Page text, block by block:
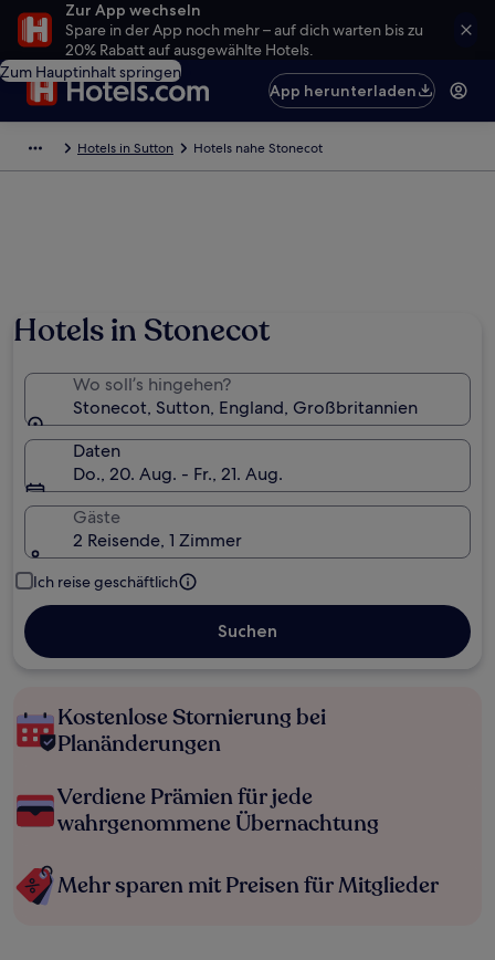
Zur App wechseln
Spare in der App noch mehr – auf dich warten bis zu
20% Rabatt auf ausgewählte Hotels.
Zum Hauptinhalt springen
App herunterladen
Hotels in Sutton Hotels nahe Stonecot
Hotels in Stonecot
Wo soll’s hingehen?
Stonecot, Sutton, England, Großbritannien
Daten
Do., 20. Aug. - Fr., 21. Aug.
Gäste
2 Reisende, 1 Zimmer
Ich reise geschäftlich
Suchen
Kostenlose Stornierung bei
Planänderungen
Verdiene Prämien für jede
wahrgenommene Übernachtung
Mehr sparen mit Preisen für Mitglieder